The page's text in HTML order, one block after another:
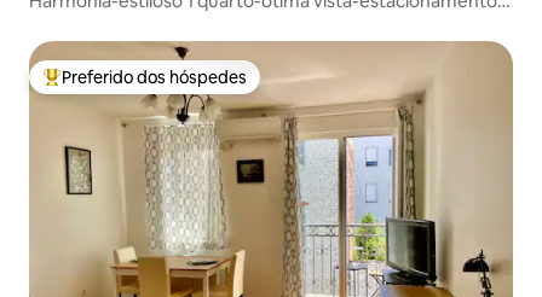
Entre os melhores preferidos dos hóspedes
Preferido dos hóspedes